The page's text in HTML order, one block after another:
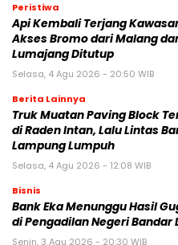
Peristiwa
Api Kembali Terjang
Akses Bromo dari Malang
Lumajang Ditutup
Selasa, 4 Agu 2026 - 20:50 WIB
Berita Lainnya
Truk Muatan Paving Block
di Raden Intan, Lalu Lintas
Lampung Lumpuh
Selasa, 4 Agu 2026 - 12:08 WIB
Bisnis
Bank Eka Menunggu Hasil
di Pengadilan Negeri Bandar
Senin, 3 Agu 2026 - 20:30 WIB